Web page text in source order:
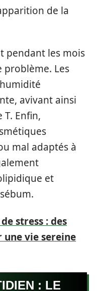
de la
pendant les mois
problème. Les
avivant ainsi
Enfin,
mal adaptés à
et
stress : des
vie sereine
: LE